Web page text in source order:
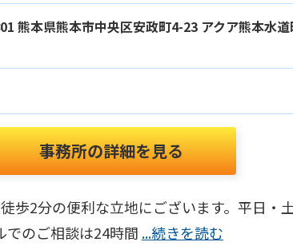
熊本県熊本市中央区安政町4-23 アクア熊本水
事務所の詳細を見る
歩2分の便利な立地にございます。平日・
でのご相談は24時間 ...続きを読む